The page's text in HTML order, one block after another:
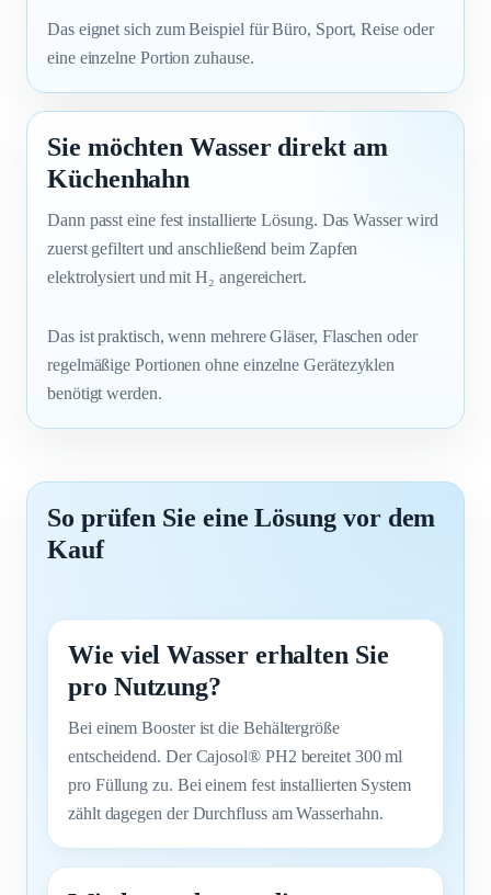
Das eignet sich zum Beispiel für Büro, Sport, Reise oder
eine einzelne Portion zuhause.
Sie möchten Wasser direkt am
Küchenhahn
Dann passt eine fest installierte Lösung. Das Wasser wird
zuerst gefiltert und anschließend beim Zapfen
elektrolysiert und mit H₂ angereichert.
Das ist praktisch, wenn mehrere Gläser, Flaschen oder
regelmäßige Portionen ohne einzelne Gerätezyklen
benötigt werden.
So prüfen Sie eine Lösung vor dem
Kauf
Wie viel Wasser erhalten Sie
pro Nutzung?
Bei einem Booster ist die Behältergröße
entscheidend. Der Cajosol® PH2 bereitet 300 ml
pro Füllung zu. Bei einem fest installierten System
zählt dagegen der Durchfluss am Wasserhahn.